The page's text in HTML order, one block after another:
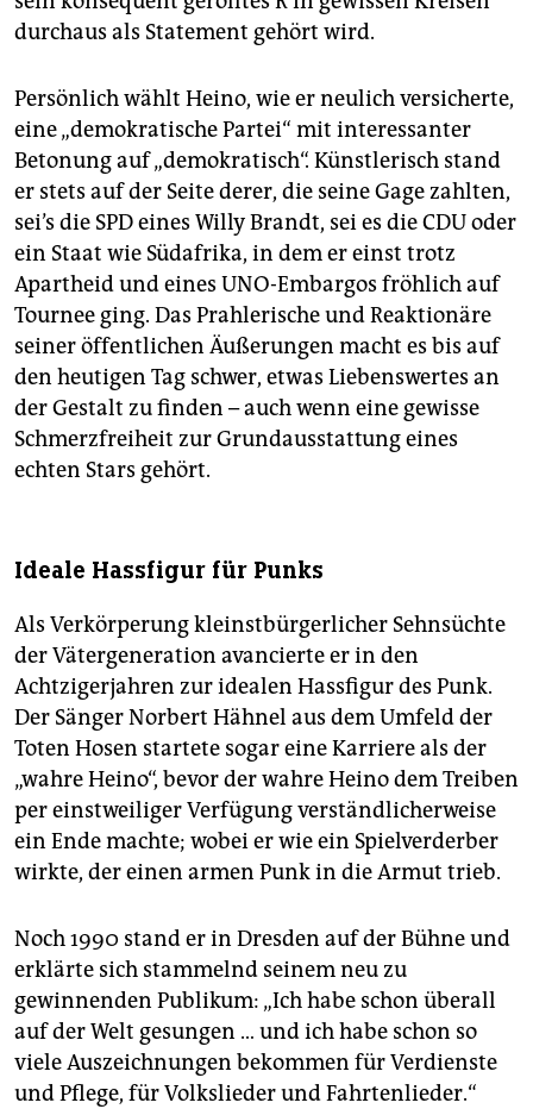
durchaus als Statement gehört wird.
Persönlich wählt Heino, wie er neulich versicherte,
eine „demokratische Partei“ mit interessanter
Betonung auf „demokratisch“. Künstlerisch stand
er stets auf der Seite derer, die seine Gage zahlten,
sei’s die SPD eines Willy Brandt, sei es die CDU oder
ein Staat wie Südafrika, in dem er einst trotz
Apartheid und eines UNO-Embargos fröhlich auf
Tournee ging. Das Prahlerische und Reaktionäre
seiner öffentlichen Äußerungen macht es bis auf
den heutigen Tag schwer, etwas Liebenswertes an
der Gestalt zu finden – auch wenn eine gewisse
Schmerzfreiheit zur Grundausstattung eines
echten Stars gehört.
Ideale Hassfigur für Punks
Als Verkörperung kleinstbürgerlicher Sehnsüchte
der Vätergeneration avancierte er in den
Achtzigerjahren zur idealen Hassfigur des Punk.
Der Sänger Norbert Hähnel aus dem Umfeld der
Toten Hosen startete sogar eine Karriere als der
„wahre Heino“, bevor der wahre Heino dem Treiben
per einstweiliger Verfügung verständlicherweise
ein Ende machte; wobei er wie ein Spielverderber
wirkte, der einen armen Punk in die Armut trieb.
Noch 1990 stand er in Dresden auf der Bühne und
erklärte sich stammelnd seinem neu zu
gewinnenden Publikum: „Ich habe schon überall
auf der Welt gesungen … und ich habe schon so
viele Auszeichnungen bekommen für Verdienste
und Pflege, für Volkslieder und Fahrtenlieder.“